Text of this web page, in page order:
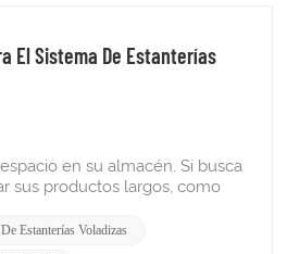
El Sistema De Estanterías
frontal abierto facilita la carga y recuperación rápida de materiales mediante montacargas u otros equipos de elevación especializados, sin la obstrucción de postes verticales. Esta integridad estructural y la accesibilidad abierta permiten que un solo operador maneje cargas largas y voluminosas con mayor facilidad y seguridad. Beneficios de una Sistema de estanterías voladizas Los estantes voladizos ofrecen una serie de ventajas estratégicas que mejoran la gestión del almacén y del inventario.Utilización optimizada del espacio: Al trasladar artículos largos y difíciles de manejar del suelo al almacenamiento vertical, las empresas pueden recuperar valioso espacio operativo. Las estanterías cantilever transforman el espacio vertical no utilizado en un recurso de almacenamiento rentable, maximizando la superficie disponible para otras actividades o para almacenar más existencias.Accesibilidad mejorada: La ausencia de columnas frontales permite un acceso sin obstáculos a todos los artículos. Esto mejora la eficiencia de la preparación de pedidos, reduce el tiempo de manipulación y minimiza el riesgo de daños a los productos durante el almacenamiento o la recuperación.Estándares de seguridad mejorados: Almacenar artículos largos y pesados ​​horizontalmente sobre un sistema estable reduce significativamente el riesgo de accidentes asociados con apilamientos inestables en el suelo. Pasillos más amplios y una visibilidad despejada para los operadores de montacargas contribuyen a un entorno de trabajo más seguro, mitigando el riesgo de tropiezos y colisiones.Adaptabilidad excepcional: El diseño modular de los sistemas cantilever facilita su reconfiguración y expansión. Los brazos se ajustan fácilmente a diferentes alturas, adaptándose a una amplia gama de dimensiones de productos y requisitos de almacenamiento. Esta flexibilidad es fundamental para empresas con inventarios en constante evolución.Durabilidad y longevidad: Fabricadas con acero de alta resistencia, las estanterías cantilever están diseñadas para una gran resiliencia industrial. Soportan las exigencias de un almacén con mucha actividad y ofrecen una solución de almacenamiento rentable y a largo plazo. Cómo determinar la capacidad de un estante voladizo Determinar con precisión la capacidad de una estantería cantilever es crucial tanto para la seguridad como para el rendimiento. No se trata simplemente de una cifra, sino de un cálculo que involucra varias variables. La regla fundamental es que la capacidad total de los brazos por nivel nunca debe superar la capacidad total de los montantes. Capacidad del brazo: Esto se refiere al peso máximo que puede soportar un solo brazo. Es fundamental distribuir la carga uniformemente entre todos los brazos de soporte para evitar deformaciones. El peso total a nivel de un brazo se divide entre el número de brazos que soportan la carga. Por ejemplo, una carga de 2276 kg (5000 libras) soportada por cinco brazos requiere que cada brazo tenga una capacidad de al menos 454 kg (1000 libras).Capacidad vertical: Este es el peso máximo que puede soportar un solo montante. Para calcularlo, multiplique el peso por nivel por el número de niveles. Por ejemplo, si un sistema tiene cuatro niveles, cada uno con una carga de 1817 kg (4000 lb), la capacidad total del montante debe ser de al menos 7284 kg (16 000 lb).Carga uniformemente distribuida (UDL): Las cargas deben distribuirse entre varios brazos para garantizar una distribución uniforme del peso. Una carga incorrecta, como colocar una carga pesada en la punta de un brazo, puede comprometer gravemente la integridad del rack y provocar un fallo estructural. Cómo instalar un rack voladizo 1. Marcar la baseUse una línea de tiza para marcar la línea central donde se colocarán los montantes. Mida con cuidado para asegurar la separación adecuada entre ellos (normalmente de 1,8 a 2,4 metros, según la carga). 2. Instalar las placas baseColoque las placas base en los puntos marcados. En pisos de concreto, marque los orificios para los pernos de anclaje y perfore con brocas adecuadas. Instale los pernos de anclaje y apriételos según las especificaciones del fabricante con una llave dinamométrica. 3. Montar los montantesComience con los montantes de los extremos. Estos proporcionan estabilidad a todo el sistema. Asegúrese de que los montantes estén a plomo con el nivel y, si es necesario, arréglelos temporalmente. Instale los montantes intermedios, manteniendo una separación uniforme. 4. Instalar soportes horizontalesConecte los montantes con los soportes horizontales en la parte trasera del rack. Esto proporciona una estabilidad estructural crucial. Siga al pie de la letra las especificaciones de par de apriete y el patrón de pernos del fabricante. 5. Montar los brazosInstale los brazos voladizos a la altura deseada. Asegúrese de que estén nivelados y correctamente alineados. Los brazos deben inclinarse ligeramente hacia arriba (aproximadamente 1-2 grados) para evitar que los materiales se deslicen. Apriete todas las conexiones al par de apriete especificado. 6. Agregar funciones de seguridadInstale topes o bordes en los brazos para evitar que los materiales se deslicen por los extremos. Considere añadir correas o redes de seguridad para mayor seguridad de la carga. Cómo y cuándo utilizar estanterías voladizas Las estanterías voladizas son una solución óptima para industrias y aplicaciones que implican materiales largos, de gran tamaño o de difícil manejo.Aserraderos y materiales de construcción: Almacenamiento de distintas longitudes de madera, troncos, paneles de yeso y láminas de metal.Plomería y HVAC: Organización de tuberías, tubos, conductos y otros elementos largos y cilíndricos.Fabricación: Almacenamiento de barras, varillas de acero y otras materias primas utilizadas en la produ
Estanterías Voladizas